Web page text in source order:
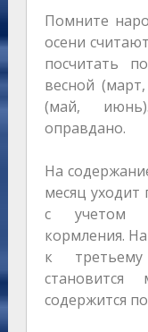
Помните
осени
посчитать
весной
(май,
оправдано.
На
месяц уходит
с учетом
кормления.
к
содержится